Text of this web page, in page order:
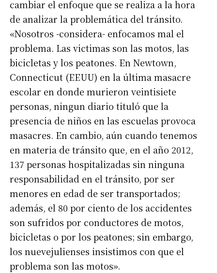
Suscribirme gratis
Dirección de correo electrónico
Nombre
Apellidos
Número de teléfono
cambiar el enfoque que se realiza a la hora
de analizar la problemática del tránsito.
«Nosotros -considera- enfocamos mal el
problema. Las victimas son las motos, las
bicicletas y los peatones. En Newtown,
Connecticut (EEUU) en la última masacre
escolar en donde murieron veintisiete
personas, ningun diario tituló que la
presencia de niños en las escuelas provoca
masacres. En cambio, aún cuando tenemos
en materia de tránsito que, en el año 2012,
137 personas hospitalizadas sin ninguna
responsabilidad en el tránsito, por ser
menores en edad de ser transportados;
además, el 80 por ciento de los accidentes
son sufridos por conductores de motos,
bicicletas o por los peatones; sin embargo,
los nuevejulienses insistimos con que el
problema son las motos».